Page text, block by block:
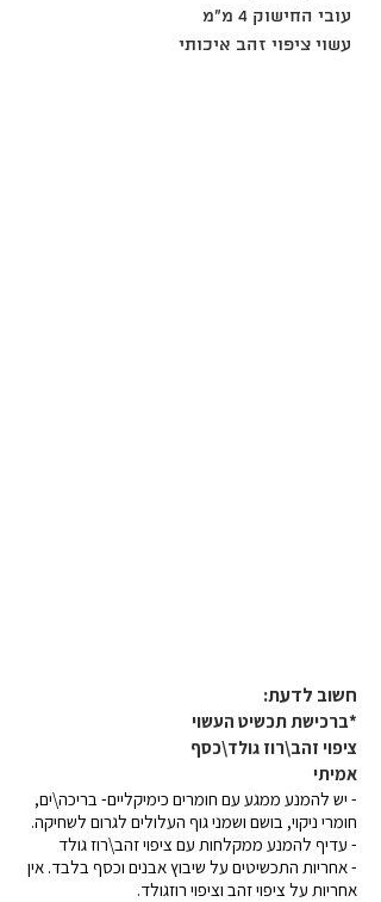
עובי החישוק 4 מ"מ
עשוי ציפוי זהב איכותי
חשוב לדעת:​
*ברכישת תכשיט העשוי
ציפוי זהב\רוז גולד\כסף
אמיתי
- יש להמנע ממגע עם חומרים כימיקליים- בריכה\ים,
חומרי ניקוי, בושם ושמני גוף העלולים לגרום לשחיקה.
- עדיף להמנע ממקלחות עם ציפוי זהב\רוז גולד
- אחריות התכשיטים על שיבוץ אבנים וכסף בלבד. אין
אחריות על ציפוי זהב וציפוי רוזגולד.